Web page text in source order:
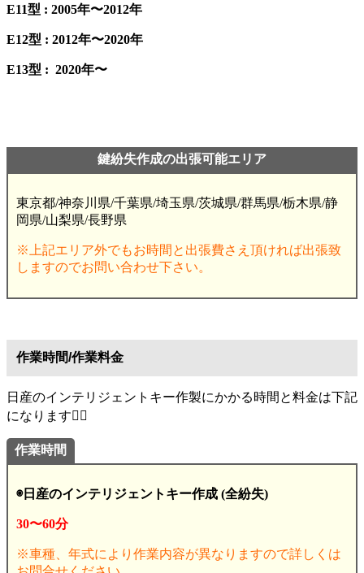
E11型 : 2005年〜2012年
E12型 : 2012年〜2020年
E13型 : 2020年〜
鍵紛失作成の出張可能エリア
東京都/神奈川県/千葉県/埼玉県/茨城県/群馬県/栃木県/静
岡県/山梨県/長野県
※上記エリア外でもお時間と出張費さえ頂ければ出張致
しますのでお問い合わせ下さい。
作業時間/作業料金
日産のインテリジェントキー作製にかかる時間と料金は下記
になります💁‍♂️
作業時間
◉日産のインテリジェントキー作成 (全紛失)
30〜60分
※車種、年式により作業内容が異なりますので詳しくは